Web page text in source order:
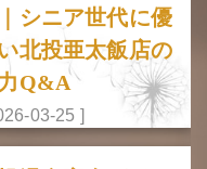
シニア世代に優
北投亜太飯店の
Q&A
03-25 ]